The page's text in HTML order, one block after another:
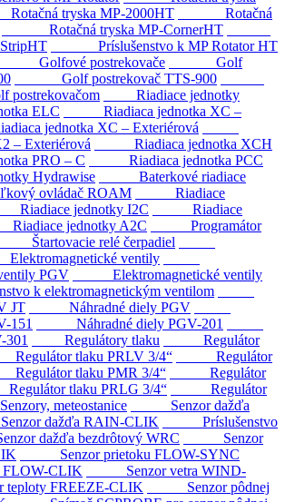
tryska MP-2000HT
Rotačná
Rotačná tryska MP-CornerHT
Príslušenstvo k MP Rotator HT
Golfové postrekovače
Golf
Golf postrekovač TTS-900
postrekovačom
Riadiace jednotky
ELC
Riadiaca jednotka XC –
jednotka XC – Exteriérová
– Exteriérová
Riadiaca jednotka XCH
PRO – C
Riadiaca jednotka PCC
Hydrawise
Baterkové riadiace
ovládač ROAM
Riadiace
jednotky I2C
Riadiace
jednotky A2C
Programátor
Štartovacie relé čerpadiel
ventily
PGV
Elektromagnetické ventily
k elektromagnetickým ventilom
JT
Náhradné diely PGV
151
Náhradné diely PGV-201
301
Regulátory tlaku
Regulátor
tlaku PRLV 3/4“
Regulátor
tlaku PMR 3/4“
Regulátor
tlaku PRLG 3/4“
Regulátor
meteostanice
Senzor dažďa
dažďa RAIN-CLIK
Príslušenstvo
dažďa bezdrôtový WRC
Senzor
Senzor prietoku FLOW-SYNC
CLIK
Senzor vetra WIND-
FREEZE-CLIK
Senzor pôdnej